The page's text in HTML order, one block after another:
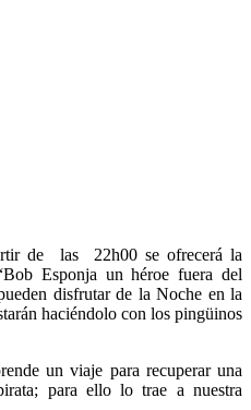
de las 22h00 se ofrecerá la
Esponja un héroe fuera del
disfrutar de la Noche en la
haciéndolo con los pingüinos
un viaje para recuperar una
para ello lo trae a nuestra